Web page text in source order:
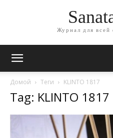
Журнал для всей
Домой Теги KLINTO 1817
Tag: KLINTO 1817